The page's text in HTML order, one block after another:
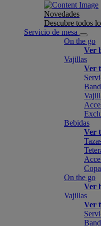
Novedades
Descubre todos
Servicio de mesa
On the go
Ver
Vajillas
Ver
Bebidas
Ver
On the go
Ver
Vajillas
Ver